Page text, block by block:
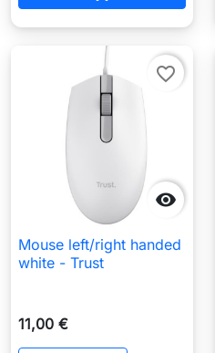

favorite_border
Mouse left/right handed
white - Trust
11,00 €